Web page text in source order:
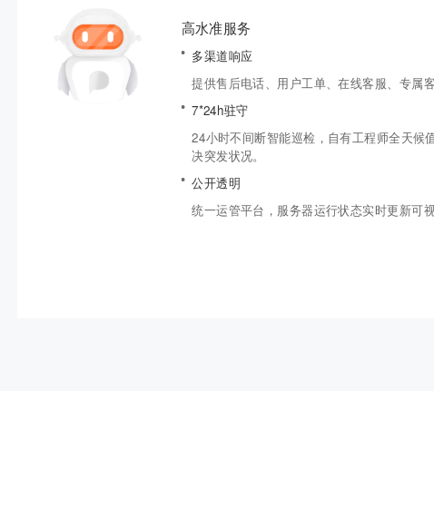
高水准服务
多渠道响应
提供售后电话、用户工单、在线客服、专属
7*24h驻守
24小时不间断智能巡检，自有工程师全天候
决突发状况。
公开透明
统一运管平台，服务器运行状态实时更新可视